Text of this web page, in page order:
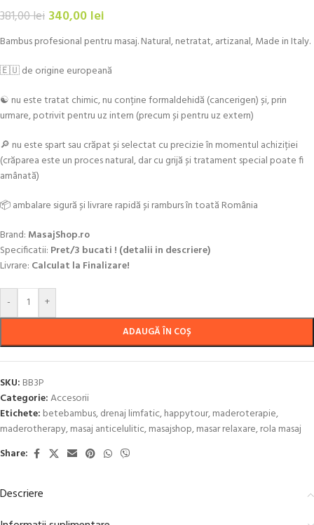
381,00lei 340,00 lei
Bambus profesional pentru masaj. Natural, netratat, artizanal, Made in Italy.
🇪🇺 de origine europeană
☯️ nu este tratat chimic, nu conține formaldehidă (cancerigen) și, prin
urmare, potrivit pentru uz intern (precum și pentru uz extern)
🔎 nu este spart sau crăpat și selectat cu precizie în momentul achiziției
(crăparea este un proces natural, dar cu grijă și tratament special poate fi
amânată)
📦 ambalare sigură și livrare rapidă și ramburs în toată România
Brand: MasajShop.ro
Specificatii: Pret/3 bucati ! (detalii in descriere)
Livrare: Calculat la Finalizare!
- +
ADAUGĂ ÎN COȘ
SKU: BB3P
Categorie:Accesorii
Etichete: betebambus,drenaj limfatic,happytour,maderoterapie,
maderotherapy,masaj anticelulitic,masajshop,masar relaxare,rola masaj
Share:
Descriere